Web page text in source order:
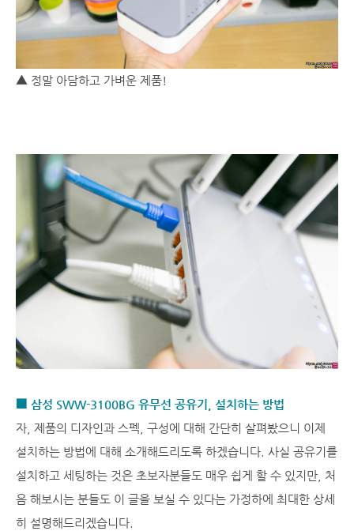
▲ 정말 아담하고 가벼운 제품!
■ 삼성 SWW-3100BG 유무선 공유기, 설치하는 방법
자, 제품의 디자인과 스펙, 구성에 대해 간단히 살펴봤으니 이제
설치하는 방법에 대해 소개해드리도록 하겠습니다. 사실 공유기를
설치하고 세팅하는 것은 초보자분들도 매우 쉽게 할 수 있지만, 처
음 해보시는 분들도 이 글을 보실 수 있다는 가정하에 최대한 상세
히 설명해드리겠습니다.